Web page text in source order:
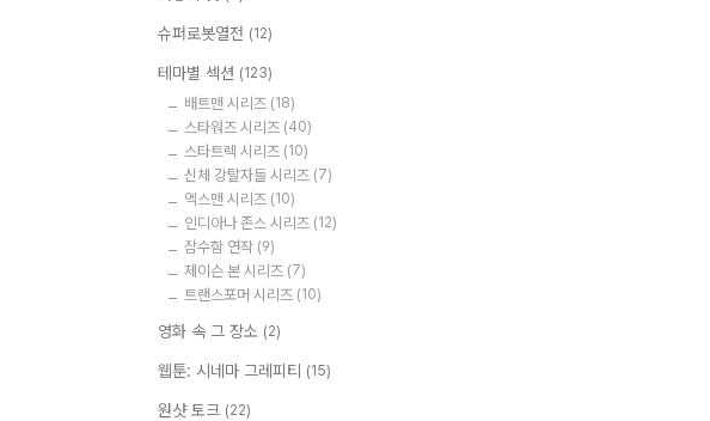
슈퍼로봇열전 (12)
테마별 섹션 (123)
배트맨 시리즈 (18)
스타워즈 시리즈 (40)
스타트렉 시리즈 (10)
신체 강탈자들 시리즈 (7)
엑스맨 시리즈 (10)
인디아나 존스 시리즈 (12)
잠수함 연작 (9)
제이슨 본 시리즈 (7)
트랜스포머 시리즈 (10)
영화 속 그 장소 (2)
웹툰: 시네마 그레피티 (15)
원샷 토크 (22)